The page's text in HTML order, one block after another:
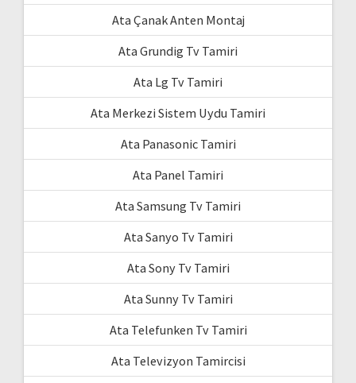
Ata Çanak Anten Montaj
Ata Grundig Tv Tamiri
Ata Lg Tv Tamiri
Ata Merkezi Sistem Uydu Tamiri
Ata Panasonic Tamiri
Ata Panel Tamiri
Ata Samsung Tv Tamiri
Ata Sanyo Tv Tamiri
Ata Sony Tv Tamiri
Ata Sunny Tv Tamiri
Ata Telefunken Tv Tamiri
Ata Televizyon Tamircisi